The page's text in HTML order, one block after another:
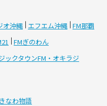
オ沖縄 エフエム沖縄 FM那覇
FMぎのわん
ックタウンFM・オキラジ
なわ物語